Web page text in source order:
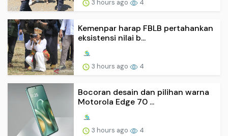
3 hours ago 4
Kemenpar harap FBLB pertahankan
eksistensi nilai b...
3 hours ago 4
Bocoran desain dan pilihan warna
Motorola Edge 70 ...
3 hours ago 4